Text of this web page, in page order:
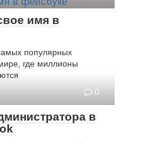
имя в
популярных
где миллионы
0
в